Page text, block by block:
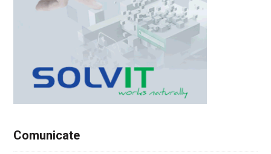
Comunicate